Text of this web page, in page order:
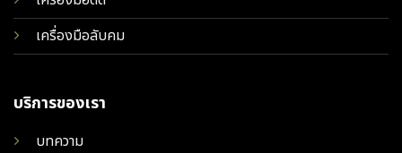
เครื่องมือลับคม
บริการของเรา
บทความ